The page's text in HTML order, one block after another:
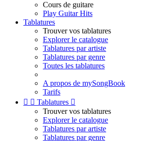
Cours de guitare
Play Guitar Hits
Tablatures
Trouver vos tablatures
Explorer le catalogue
Tablatures par artiste
Tablatures par genre
Toutes les tablatures
A propos de mySongBook
Tarifs
  Tablatures 
Trouver vos tablatures
Explorer le catalogue
Tablatures par artiste
Tablatures par genre